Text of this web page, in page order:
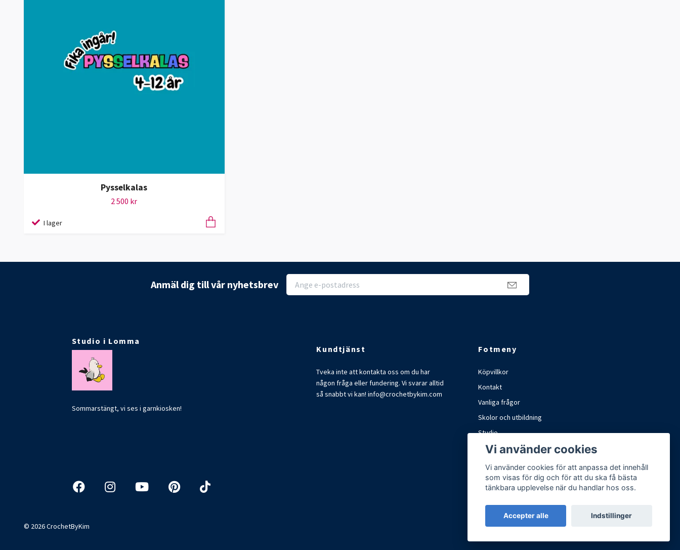
Pysselkalas
2 500 kr
I lager
Anmäl dig till vår nyhetsbrev
Studio i Lomma
Sommarstängt, vi ses i garnkiosken!
Kundtjänst
Tveka inte att kontakta oss om du har
någon fråga eller fundering. Vi svarar alltid
så snabbt vi kan!info@crochetbykim.com
Fotmeny
Köpvillkor
Kontakt
Vanliga frågor
Skolor och utbildning
Studio
Marknader och mässor
© 2026 CrochetByKim
Vi använder cookies
Vi använder cookies för att anpassa det innehåll
som visas för dig och för att du ska få bästa
tänkbara upplevelse när du handlar hos oss.
Accepter alle Indstillinger